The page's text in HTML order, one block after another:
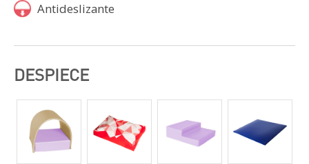
Antideslizante
DESPIECE